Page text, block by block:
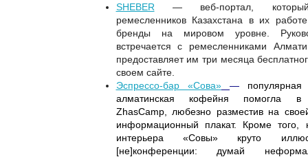
SHEBER — веб-портал, который
ремесленников Казахстана в их
бренды на мировом уровне.
встречается с ремесленниками
предоставляет им три месяца
своем сайте.
Эспрессо-бар «Сова»
—
алматинская кофейня помогла в
ZhasCamp, любезно разместив на
информационный плакат. Кроме того,
интерьера «Совы» круто
[не]конференции: думай